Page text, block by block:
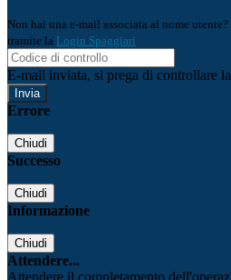
Non hai una e-mail associata al nome
tramite la Login Spaggiari
E-mail inviata, si prega di controllare
Errore
Chiudi
Successo
Chiudi
Informazione
Chiudi
Attendere...